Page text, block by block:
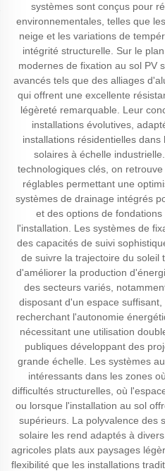
systèmes sont conçus pour
environnementales, telles que
neige et les variations de
intégrité structurelle. Sur le
modernes de fixation au sol PV
avancés tels que des alliages
qui offrent une excellente
légèreté remarquable. Leur
installations évolutives,
installations résidentielles
solaires à échelle
technologiques clés, on
réglables permettant une
systèmes de drainage intégrés
et des options de
l'installation. Les systèmes de
des capacités de suivi
de suivre la trajectoire du soleil
d'améliorer la production
des secteurs variés,
disposant d'un espace
recherchant l'autonomie
nécessitant une utilisation
publiques développant des
grande échelle. Les systèmes
intéressants dans les zones
difficultés structurelles, où
ou lorsque l'installation au sol
supérieurs. La polyvalence des
solaire les rend adaptés à
agricoles plats aux paysages
flexibilité que les installations